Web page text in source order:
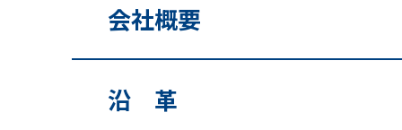
会社概要
沿 ⾰